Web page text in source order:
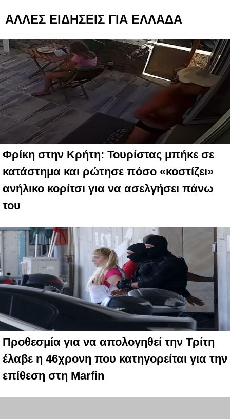
ΑΛΛΕΣ ΕΙΔΗΣΕΙΣ ΓΙΑ ΕΛΛΑΔΑ
Φρίκη στην Κρήτη: Τουρίστας μπήκε σε
κατάστημα και ρώτησε πόσο «κοστίζει»
ανήλικο κορίτσι για να ασελγήσει πάνω
του
Προθεσμία για να απολογηθεί την Τρίτη
έλαβε η 46χρονη που κατηγορείται για την
επίθεση στη Marfin